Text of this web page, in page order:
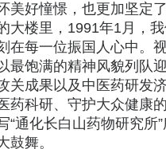
美好憧憬，也更加坚定
大楼里，1991年1月，
在每一位振国人心中。
最饱满的精神风貌列队
关成果以及中医药研发
药科研、守护大众健康
“通化长白山药物研究
鼓舞。